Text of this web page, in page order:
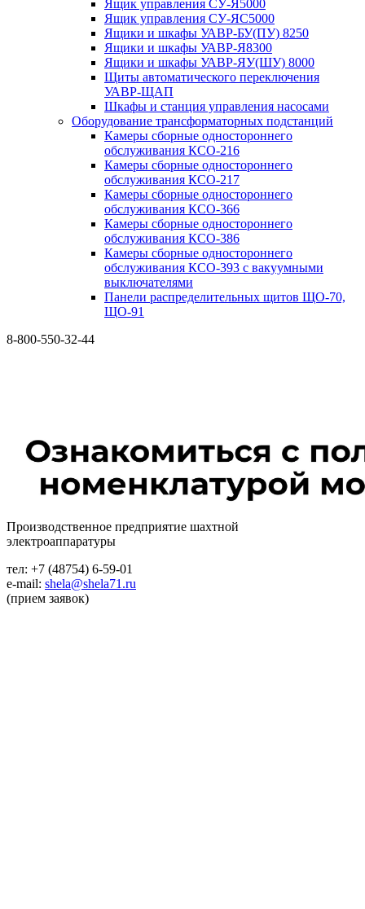
Ящик управления СУ-Я5000
Ящик управления СУ-ЯС5000
Ящики и шкафы УАВР-БУ(ПУ) 8250
Ящики и шкафы УАВР-Я8300
Ящики и шкафы УАВР-ЯУ(ШУ) 8000
Щиты автоматического переключения
УАВР-ЩАП
Шкафы и станция управления насосами
Оборудование трансформаторных подстанций
Камеры сборные одностороннего
обслуживания КСО-216
Камеры сборные одностороннего
обслуживания КСО-217
Камеры сборные одностороннего
обслуживания КСО-366
Камеры сборные одностороннего
обслуживания КСО-386
Камеры сборные одностороннего
обслуживания КСО-393 с вакуумными
выключателями
Панели распределительных щитов ЩО-70,
ЩО-91
8-800-550-32-44
Производственное предприятие шахтной
электроаппаратуры
тел: +7 (48754) 6-59-01
e-mail: shela@shela71.ru
(прием заявок)